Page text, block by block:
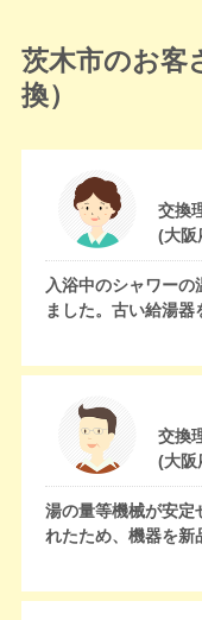
茨木市のお客
換）
交換
(大阪
入浴中のシャワー
ました。古い給湯器
交換
(大阪
湯の量等機械が安定
れたため、機器を新